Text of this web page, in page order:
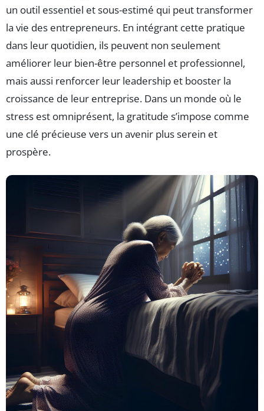
un outil essentiel et sous-estimé qui peut transformer
la vie des entrepreneurs. En intégrant cette pratique
dans leur quotidien, ils peuvent non seulement
améliorer leur bien-être personnel et professionnel,
mais aussi renforcer leur leadership et booster la
croissance de leur entreprise. Dans un monde où le
stress est omniprésent, la gratitude s’impose comme
une clé précieuse vers un avenir plus serein et
prospère.